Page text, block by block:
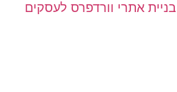
בניית אתרי וורדפרס לעסקים